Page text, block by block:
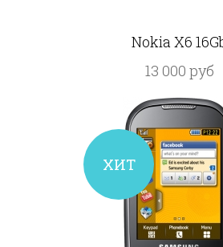
Nokia X6
13 000 руб
ХИТ